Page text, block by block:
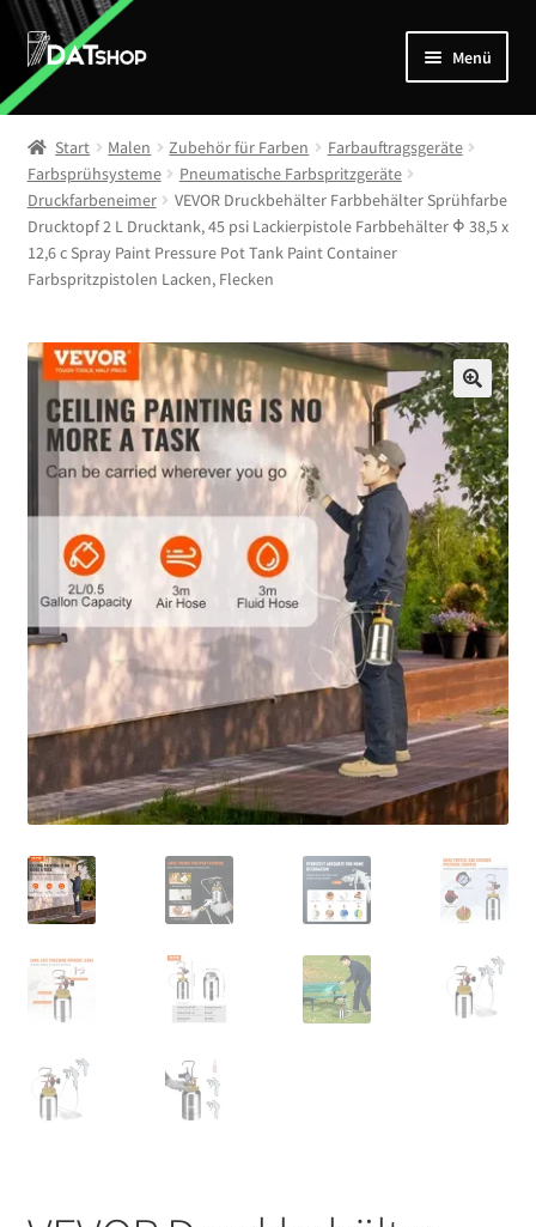
Zur
Navigation
springen
Zum
Inhalt
springen
Menü
Home
Shop
öffnen
Mein Account
Start Malen Zubehör für Farben
Farbauftragsgeräte
Farbsprühsysteme
Pneumatische Farbspritzgeräte
Druckfarbeneimer
VEVOR Druckbehälter Farbbehälter Sprühfarbe
Drucktopf 2 L Drucktank, 45 psi Lackierpistole Farbbehälter Φ 38,5 x
12,6 c Spray Paint Pressure Pot Tank Paint Container
Farbspritzpistolen Lacken, Flecken